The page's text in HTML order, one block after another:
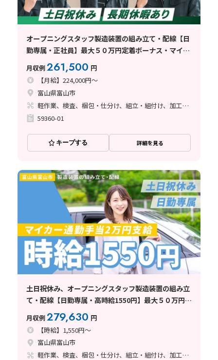
オープニングスタッフ製造装置の組み立て・配線【日
勤専属・正社員】最大５０万円定着ボーナス・マイカ
ー通勤手当２万円支給
月収例261,500 円
【月給】224,000円～
富山県富山市
軽作業、検査、梱包・仕分け、組立・組付け、加工、清掃・洗浄、立ち作業、その他
59360-01
キープする 詳細を見る
土日祝休み、オープニングスタッフ製造装置の組み立
て・配線【日勤専属・高時給1550円】最大５０万円定
着ボーナス・マイカー通勤手当２万円支給
月収例279,630 円
【時給】1,550円～
富山県富山市
軽作業、検査、梱包・仕分け、組立・組付け、加工、清掃・洗浄、立ち作業、その他